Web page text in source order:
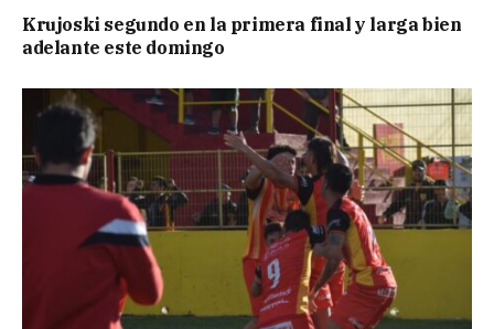
Krujoski segundo en la primera final y larga bien
adelante este domingo